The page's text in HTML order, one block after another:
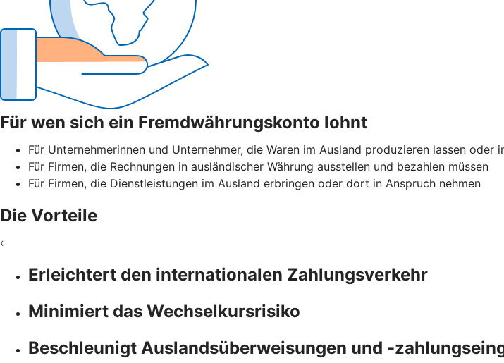
Für wen sich ein Fremdwährungskonto lohnt
Für Unternehmerinnen und Unternehmer, die Waren im Ausland produzieren lassen
Für Firmen, die Rechnungen in ausländischer Währung ausstellen und bezahlen müssen
Für Firmen, die Dienstleistungen im Ausland erbringen oder dort in Anspruch nehmen
Die Vorteile
‹
Erleichtert den internationalen Zahlungsverkehr
Minimiert das Wechselkursrisiko
Beschleunigt Auslandsüberweisungen und -